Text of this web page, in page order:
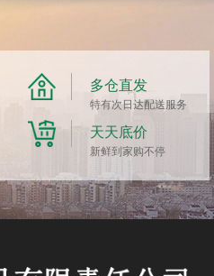
多仓直发
特有次日达配送服务
天天底价
新鲜到家购不停